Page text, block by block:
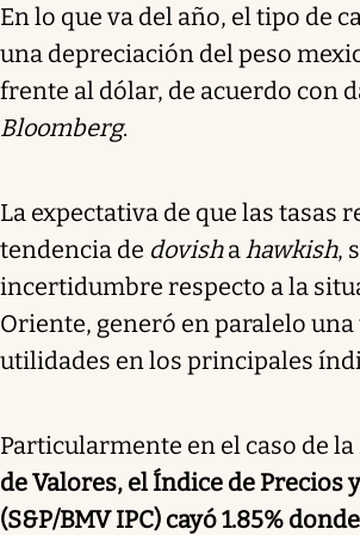
En lo que va del año, el tipo de
una depreciación del peso
frente al dólar, de acuerdo con
Bloomberg.
La expectativa de que las tasas
tendencia de dovishahawkish,
incertidumbre respecto a la
Oriente, generó en paralelo una
utilidades en los principales
Particularmente en el caso de la
de Valores, el Índice de Precios
(S&P/BMV IPC) cayó 1.85%